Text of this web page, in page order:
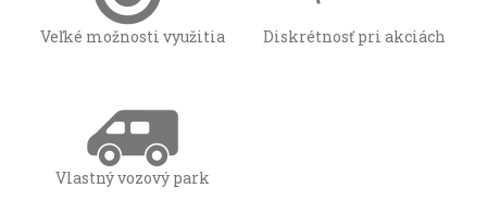
Veľké možnosti využitia Diskrétnosť pri akciách
Vlastný vozový park